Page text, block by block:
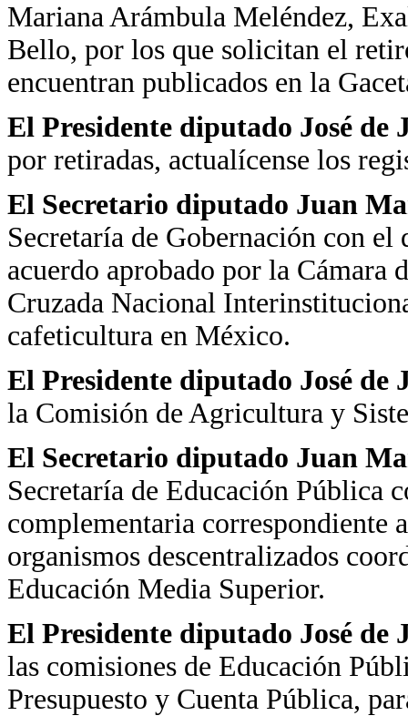
Mariana Arámbula Meléndez,
Bello, por los que solicitan el
encuentran publicados en la
El Presidente diputado José
por retiradas, actualícense los
El Secretario diputado Juan
Secretaría de Gobernación con
acuerdo aprobado por la Cámara
Cruzada Nacional
cafeticultura en México.
El Presidente diputado José
la Comisión de Agricultura y
El Secretario diputado Juan
Secretaría de Educación Pública
complementaria correspondiente
organismos descentralizados
Educación Media Superior.
El Presidente diputado José
las comisiones de Educación
Presupuesto y Cuenta Pública,